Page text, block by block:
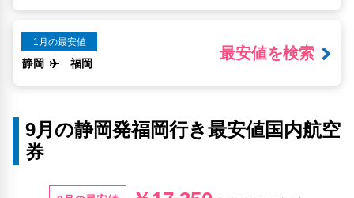
1月の最安値
静岡 福岡
最安値を検索
9月の静岡発福岡行き最安値国内航空
券